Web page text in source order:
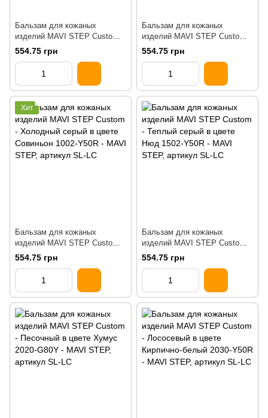
Бальзам для кожаных
изделий MAVI STEP Custom
Ванильный 0520-Y10R
554.75 грн
Бальзам для кожаных
изделий MAVI STEP Custom
Светлый роуз голд 0520-Y80R
554.75 грн
Хит
Бальзам для кожаных
изделий MAVI STEP Custom
Совиньон 1002-Y50R
554.75 грн
Бальзам для кожаных
изделий MAVI STEP Custom
Нюд 1502-Y50R
554.75 грн